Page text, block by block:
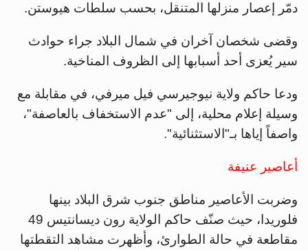
دمّر إعصار منزلها المتنقل، بحسب سلطات هيوستن.
وقضى شخصان آخران في شمال البلاد جراء حوادث
سير يُعزى أحد أسبابها إلى الظروف المناخية.
ودعا حاكم ولاية نيوجيرسي فيل ميرفي، في مقابلة مع
وسيلة إعلام محلية، إلى "عدم الاستخفاف بالعاصفة"،
واصفاً إياها بـ"الاستثنائية".
أعاصير عنيفة
وضربت الأعاصير مناطق جنوب شرق البلاد بينها
فلوريدا، حيث صنّف حاكم الولاية رون ديسانتيس 49
مقاطعة في حالة الطوارئ، وأظهرت مشاهد التقطتها